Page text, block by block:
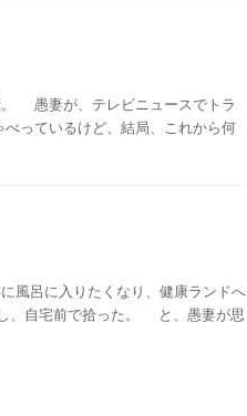
愚妻が、テレビニュースでトラ
っているけど、結局、これから何
風呂に入りたくなり、健康ランドへ
自宅前で拾った。 と、愚妻が思